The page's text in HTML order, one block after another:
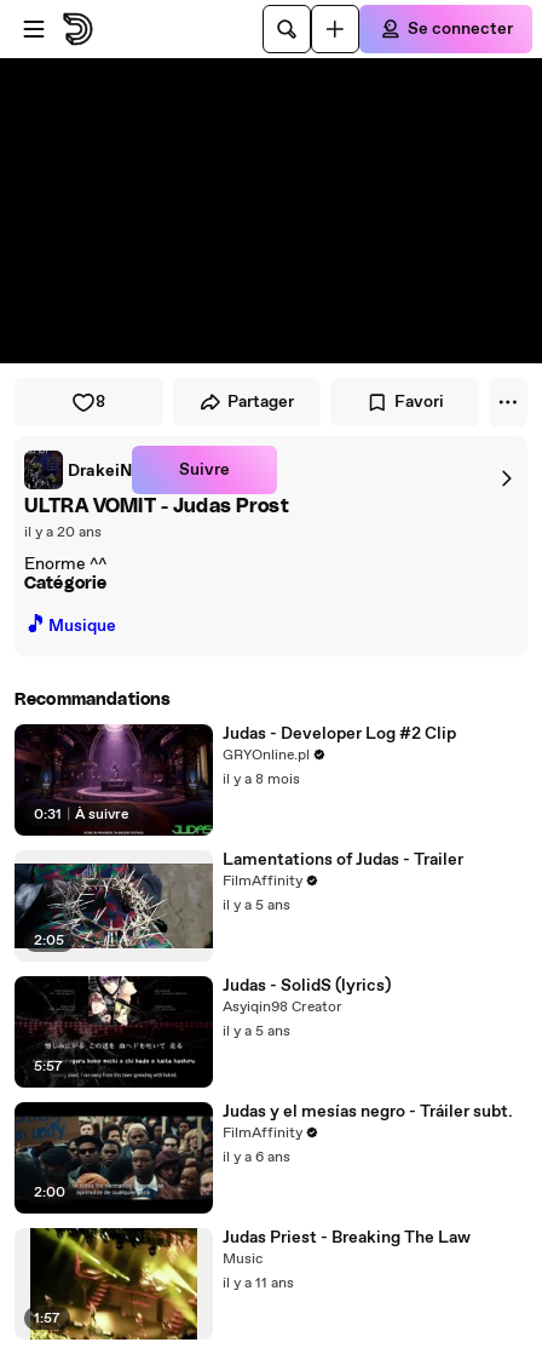
Passer au player
Passer au contenu principal
Se connecter
8 Partager Favori
DrakeiN Suivre
ULTRA VOMIT - Judas Prost
il y a 20 ans
Enorme ^^
Catégorie
🎵 Musique
Recommandations
0:31 À suivre
Judas - Developer Log #2 Clip
GRYOnline.pl
il y a 8 mois
2:05
Lamentations of Judas - Trailer
FilmAffinity
il y a 5 ans
5:57
Judas - SolidS (lyrics)
Asyiqin98 Creator
il y a 5 ans
2:00
Judas y el mesías negro - Tráiler subt.
FilmAffinity
il y a 6 ans
1:57
Judas Priest - Breaking The Law
Music
il y a 11 ans